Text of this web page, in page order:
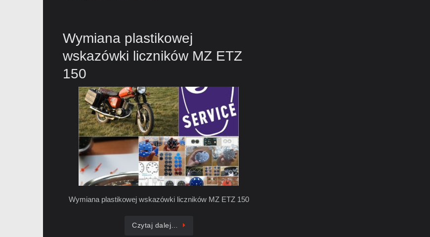
Wymiana plastikowej
wskazówki liczników MZ ETZ
150
Wymiana plastikowej wskazówki liczników MZ ETZ 150
Czytaj dalej…